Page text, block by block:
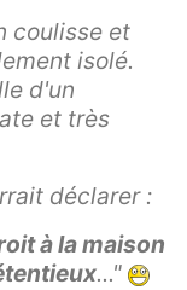
coulisse et
isolé.
d'un
et très
déclarer :
à la maison
..."